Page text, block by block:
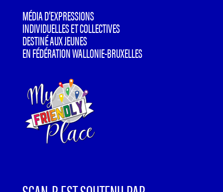
MÉDIA D’EXPRESSIONS
INDIVIDUELLES ET COLLECTIVES
DESTINÉ AUX JEUNES
EN FÉDÉRATION WALLONIE-BRUXELLES